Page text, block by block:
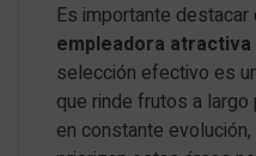
Es importante destacar
empleadora atractiva
selección efectivo es
que rinde frutos a largo
en constante